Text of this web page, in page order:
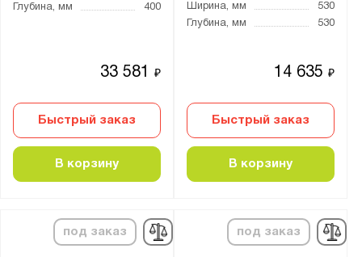
Глубина, мм
400
33 581₽
Быстрый заказ
В корзину
Ширина, мм
530
Глубина, мм
530
14 635₽
Быстрый заказ
В корзину
под заказ под заказ